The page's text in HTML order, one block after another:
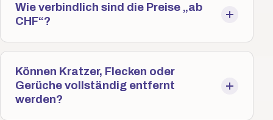
Wie verbindlich sind die Preise „ab
CHF“?
Können Kratzer, Flecken oder
Gerüche vollständig entfernt
werden?